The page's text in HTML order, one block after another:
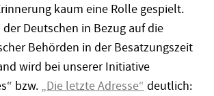
kaum eine Rolle gespielt.
Deutschen in Bezug auf die
Behörden in der Besatzungszeit
wird bei unserer Initiative
bzw. „Die letzte Adresse“ deutlich: